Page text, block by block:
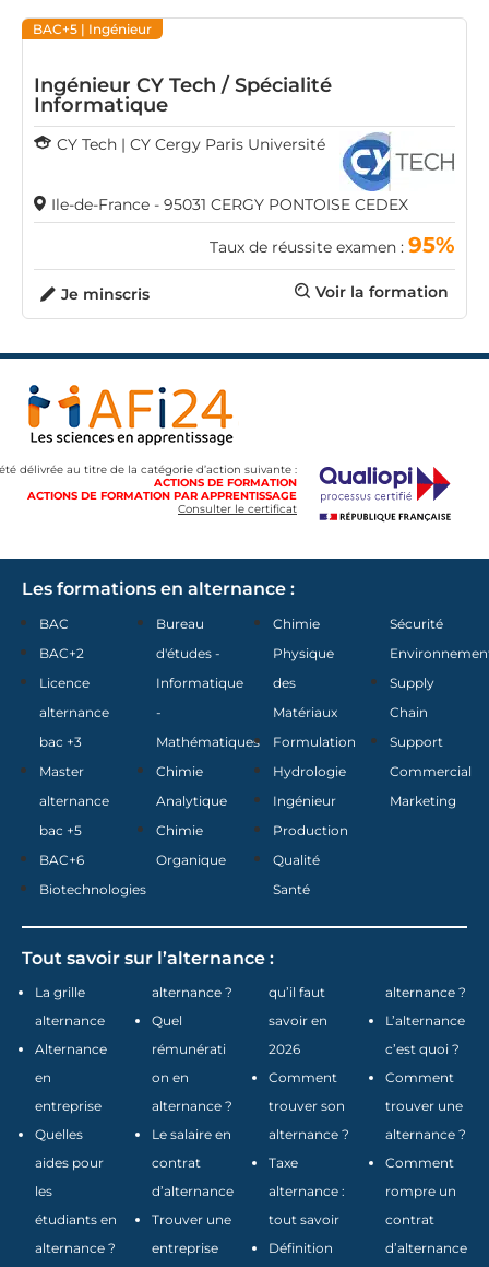
BAC+5 | Ingénieur
Ingénieur CY Tech / Spécialité
Informatique
CY Tech | CY Cergy Paris Université
Ile-de-France - 95031 CERGY PONTOISE CEDEX
Taux de réussite examen : 95%
Voir la formation
Je minscris
délivrée au titre de la catégorie d’action suivante :
ACTIONS DE FORMATION
ACTIONS DE FORMATION PAR APPRENTISSAGE
Consulter le certificat
Les formations en alternance :
BAC
BAC+2
Licence
alternance
bac +3
Master
alternance
bac +5
BAC+6
Biotechnologies
Bureau
d'études -
Informatique
-
Mathématiques
Chimie
Analytique
Chimie
Organique
Chimie
Physique
des
Matériaux
Formulation
Hydrologie
Ingénieur
Production
Qualité
Santé
Sécurité
Supply
Chain
Support
Commercial
Marketing
Tout savoir sur l’alternance :
La grille
alternance
Alternance
en
entreprise
Quelles
aides pour
les
étudiants en
alternance ?
alternance ?
Quel
rémunérati
on en
alternance ?
Le salaire en
contrat
d’alternance
Trouver une
entreprise
qu’il faut
savoir en
2026
Comment
trouver son
alternance ?
Taxe
alternance :
tout savoir
Définition
alternance ?
L’alternance
c’est quoi ?
Comment
trouver une
alternance ?
Comment
rompre un
contrat
d’alternance